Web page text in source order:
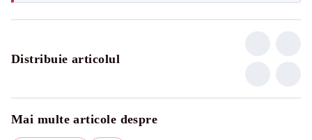
Distribuie articolul
Mai multe articole despre